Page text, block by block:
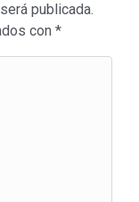
publicada.
con *